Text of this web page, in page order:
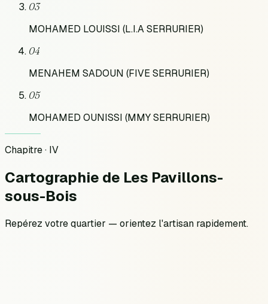
03
MOHAMED LOUISSI (L.I.A SERRURIER)
04
MENAHEM SADOUN (FIVE SERRURIER)
05
MOHAMED OUNISSI (MMY SERRURIER)
Chapitre · IV
Cartographie de Les Pavillons-
sous-Bois
Repérez votre quartier — orientez l'artisan rapidement.